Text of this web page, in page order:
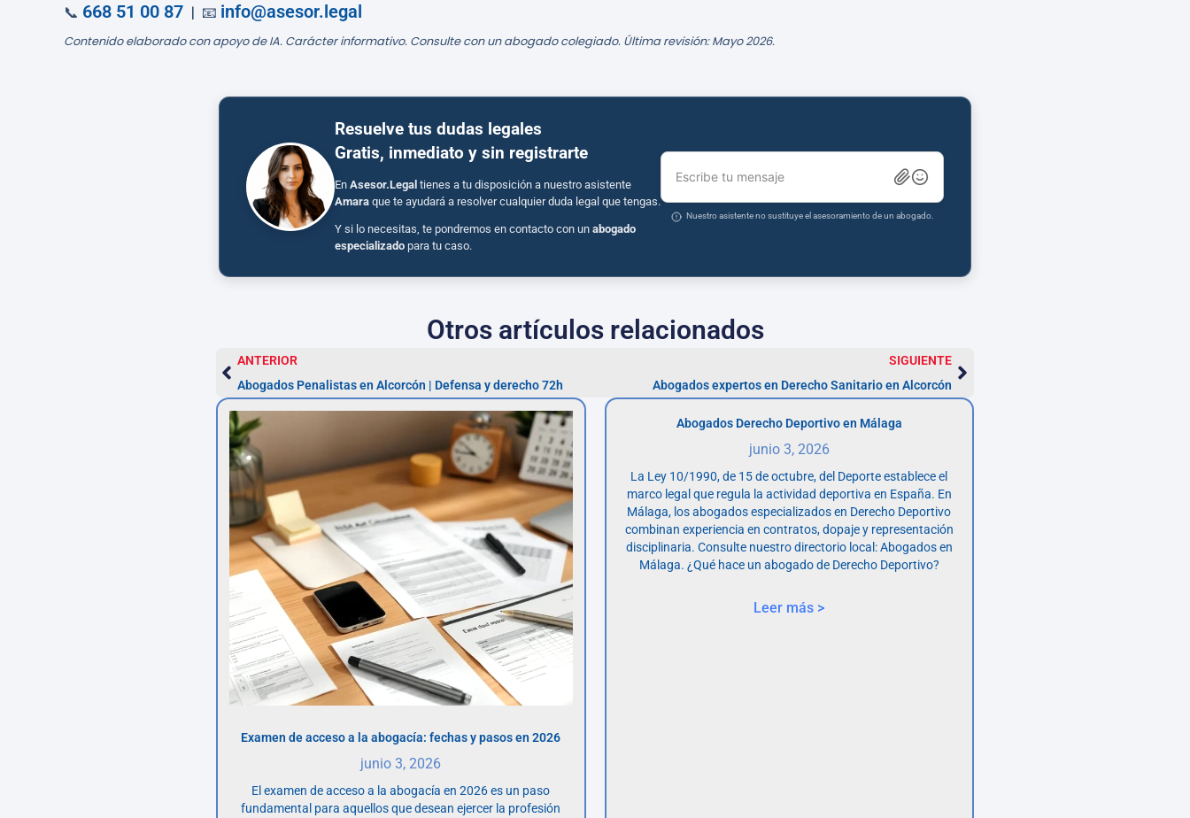
📞 668 51 00 87 | 📧 info@asesor.legal
Contenido elaborado con apoyo de IA. Carácter informativo. Consulte con un abogado colegiado. Última revisión: Mayo 2026.
Resuelve tus dudas legales
Gratis, inmediato y sin registrarte
En Asesor.Legal tienes a tu disposición a nuestro asistente
Amara que te ayudará a resolver cualquier duda legal que tengas.
Y si lo necesitas, te pondremos en contacto con un abogado
especializado para tu caso.
Escribe tu mensaje
Nuestro asistente no sustituye el asesoramiento de un abogado.
Otros artículos relacionados
ANTERIOR
Abogados Penalistas en Alcorcón | Defensa y derecho 72h
SIGUIENTE
Abogados expertos en Derecho Sanitario en Alcorcón
Examen de acceso a la abogacía: fechas y pasos en 2026
junio 3, 2026
El examen de acceso a la abogacía en 2026 es un paso
fundamental para aquellos que desean ejercer la profesión
Abogados Derecho Deportivo en Málaga
junio 3, 2026
La Ley 10/1990, de 15 de octubre, del Deporte establece el
marco legal que regula la actividad deportiva en España. En
Málaga, los abogados especializados en Derecho Deportivo
combinan experiencia en contratos, dopaje y representación
disciplinaria. Consulte nuestro directorio local: Abogados en
Málaga. ¿Qué hace un abogado de Derecho Deportivo?
Leer más >